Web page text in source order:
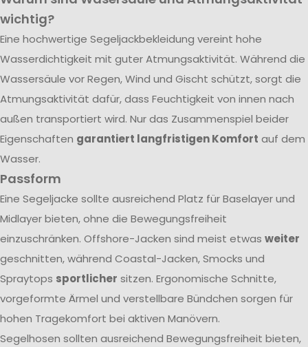
wichtig?
Eine hochwertige Segeljackbekleidung vereint hohe
Wasserdichtigkeit mit guter Atmungsaktivität. Während die
Wassersäule vor Regen, Wind und Gischt schützt, sorgt die
Atmungsaktivität dafür, dass Feuchtigkeit von innen nach
außen transportiert wird. Nur das Zusammenspiel beider
Eigenschaften garantiert langfristigen Komfort auf dem
Wasser.
Passform
Eine Segeljacke sollte ausreichend Platz für Baselayer und
Midlayer bieten, ohne die Bewegungsfreiheit
einzuschränken. Offshore-Jacken sind meist etwas weiter
geschnitten, während Coastal-Jacken, Smocks und
Spraytops sportlicher sitzen. Ergonomische Schnitte,
vorgeformte Ärmel und verstellbare Bündchen sorgen für
hohen Tragekomfort bei aktiven Manövern.
Segelhosen sollten ausreichend Bewegungsfreiheit bieten,